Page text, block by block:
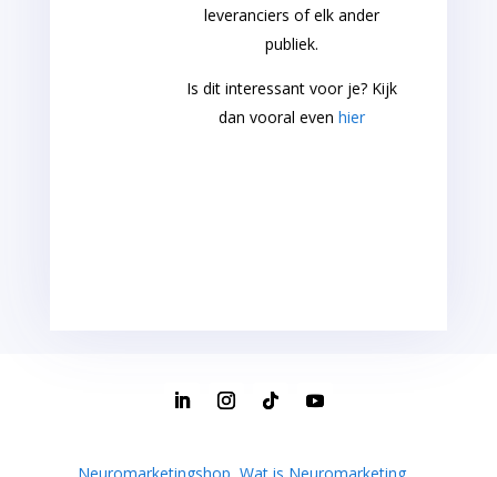
leveranciers of elk ander
publiek.
Is dit interessant voor je? Kijk
dan vooral evenhier